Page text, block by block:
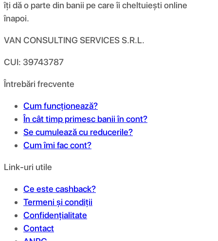
îți dă o parte din banii pe care îi cheltuiești online
înapoi.
VAN CONSULTING SERVICES S.R.L.
CUI: 39743787
Întrebări frecvente
Cum funcționează?
În cât timp primesc banii în cont?
Se cumulează cu reducerile?
Cum îmi fac cont?
Link-uri utile
Ce este cashback?
Termeni și condiții
Confidențialitate
Contact